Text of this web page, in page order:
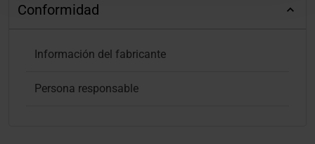
Conformidad
Información del fabricante
Persona responsable